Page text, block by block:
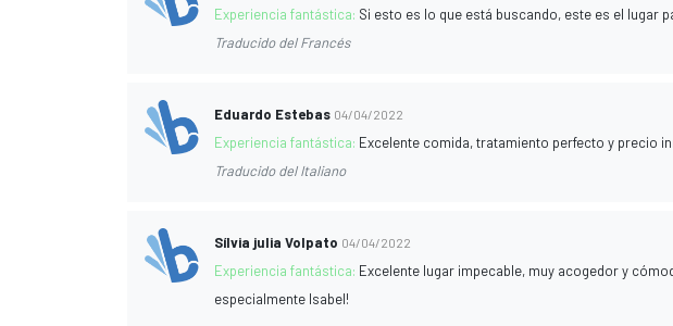
Experiencia fantástica: Si esto es lo que está buscando, este es el lugar
Traducido del Francés
Eduardo Estebas 04/04/2022
Experiencia fantástica: Excelente comida, tratamiento perfecto y precio
Traducido del Italiano
Sílvia julia Volpato 04/04/2022
Experiencia fantástica: Excelente lugar impecable, muy acogedor y
especialmente Isabel!